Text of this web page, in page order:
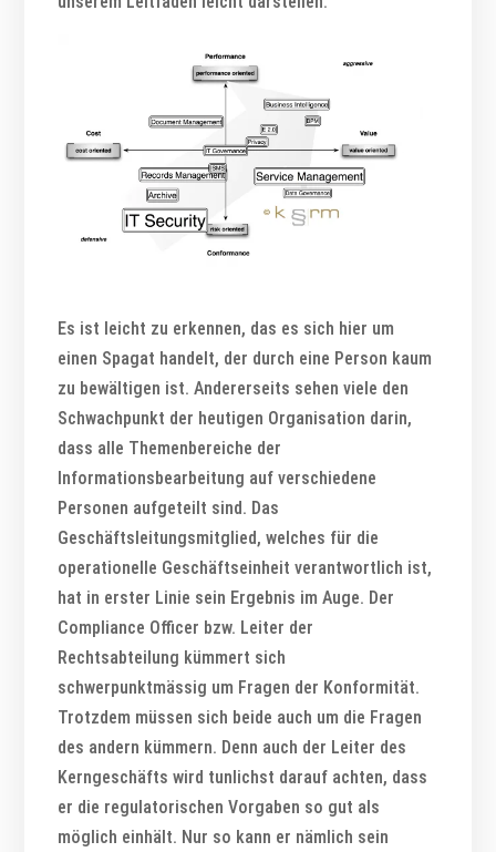
Es ist leicht zu erkennen, das es sich hier um
einen Spagat handelt, der durch eine Person kaum
zu bewältigen ist. Andererseits sehen viele den
Schwachpunkt der heutigen Organisation darin,
dass alle Themenbereiche der
Informationsbearbeitung auf verschiedene
Personen aufgeteilt sind. Das
Geschäftsleitungsmitglied, welches für die
operationelle Geschäftseinheit verantwortlich ist,
hat in erster Linie sein Ergebnis im Auge. Der
Compliance Officer bzw. Leiter der
Rechtsabteilung kümmert sich
schwerpunktmässig um Fragen der Konformität.
Trotzdem müssen sich beide auch um die Fragen
des andern kümmern. Denn auch der Leiter des
Kerngeschäfts wird tunlichst darauf achten, dass
er die regulatorischen Vorgaben so gut als
möglich einhält. Nur so kann er nämlich sein